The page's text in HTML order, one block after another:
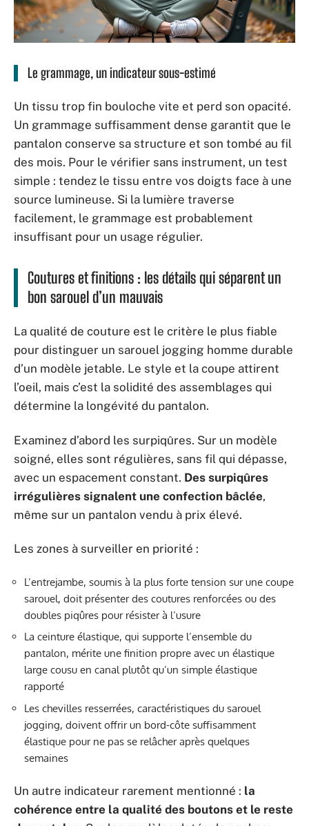
Le grammage, un indicateur sous-estimé
Un tissu trop fin bouloche vite et perd son opacité.
Un grammage suffisamment dense garantit que le
pantalon conserve sa structure et son tombé au fil
des mois. Pour le vérifier sans instrument, un test
simple : tendez le tissu entre vos doigts face à une
source lumineuse. Si la lumière traverse
facilement, le grammage est probablement
insuffisant pour un usage régulier.
Coutures et finitions : les détails qui séparent un
bon sarouel d’un mauvais
La qualité de couture est le critère le plus fiable
pour distinguer un sarouel jogging homme durable
d’un modèle jetable. Le style et la coupe attirent
l’oeil, mais c’est la solidité des assemblages qui
détermine la longévité du pantalon.
Examinez d’abord les surpiqûres. Sur un modèle
soigné, elles sont régulières, sans fil qui dépasse,
avec un espacement constant. Des surpiqûres
irrégulières signalent une confection bâclée,
même sur un pantalon vendu à prix élevé.
Les zones à surveiller en priorité :
L’entrejambe, soumis à la plus forte tension sur une coupe
sarouel, doit présenter des coutures renforcées ou des
doubles piqûres pour résister à l’usure
La ceinture élastique, qui supporte l’ensemble du
pantalon, mérite une finition propre avec un élastique
large cousu en canal plutôt qu’un simple élastique
rapporté
Les chevilles resserrées, caractéristiques du sarouel
jogging, doivent offrir un bord-côte suffisamment
élastique pour ne pas se relâcher après quelques
semaines
Un autre indicateur rarement mentionné : la
cohérence entre la qualité des boutons et le reste